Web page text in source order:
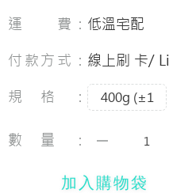
運 費： 低溫宅配
付款方式： 線上刷 卡/
規格：
400g (±1
數量：
加入購物袋